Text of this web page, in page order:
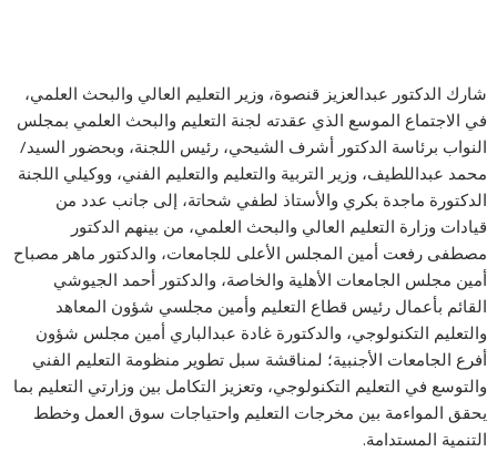
شارك الدكتور عبدالعزيز قنصوة، وزير التعليم العالي والبحث العلمي،
في الاجتماع الموسع الذي عقدته لجنة التعليم والبحث العلمي بمجلس
النواب برئاسة الدكتور أشرف الشيحي، رئيس اللجنة، وبحضور السيد/
محمد عبداللطيف، وزير التربية والتعليم والتعليم الفني، ووكيلي اللجنة
الدكتورة ماجدة بكري والأستاذ لطفي شحاتة، إلى جانب عدد من
قيادات وزارة التعليم العالي والبحث العلمي، من بينهم الدكتور
مصطفى رفعت أمين المجلس الأعلى للجامعات، والدكتور ماهر مصباح
أمين مجلس الجامعات الأهلية والخاصة، والدكتور أحمد الجيوشي
القائم بأعمال رئيس قطاع التعليم وأمين مجلسي شؤون المعاهد
والتعليم التكنولوجي، والدكتورة غادة عبدالباري أمين مجلس شؤون
أفرع الجامعات الأجنبية؛ لمناقشة سبل تطوير منظومة التعليم الفني
والتوسع في التعليم التكنولوجي، وتعزيز التكامل بين وزارتي التعليم بما
يحقق المواءمة بين مخرجات التعليم واحتياجات سوق العمل وخطط
التنمية المستدامة.